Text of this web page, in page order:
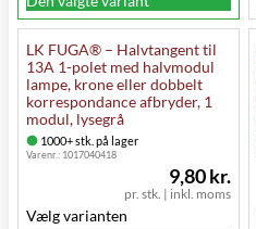
LK FUGA® – Halvtangent til
13A 1-polet med halvmodul
lampe, krone eller dobbelt
korrespondance afbryder, 1
modul, lysegrå
1000+ stk. på lager
Varenr.: 1017040418
pr. stk. | inkl. moms
9,80 kr.
Vælg varianten